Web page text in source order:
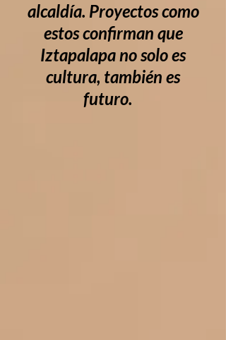
alcaldía. Proyectos como
estos confirman que
Iztapalapa no solo es
cultura, también es
futuro.